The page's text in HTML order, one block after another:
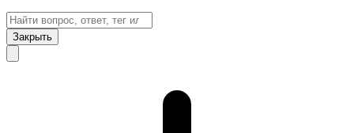
Закрыть